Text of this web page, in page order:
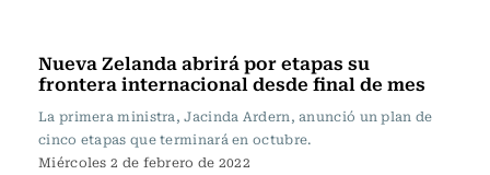
Nueva Zelanda abrirá por etapas su
frontera internacional desde final de mes
La primera ministra, Jacinda Ardern, anunció un plan de
cinco etapas que terminará en octubre.
Miércoles 2 de febrero de 2022